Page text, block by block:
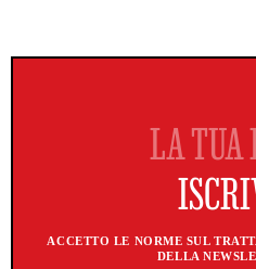
ACCETTO LE NORME SUL
DELLA